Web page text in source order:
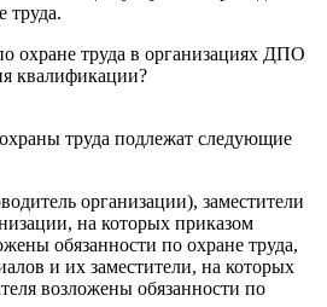
труда.
охране труда в организациях ДПО
квалификации?
труда подлежат следующие
организации), заместители
на которых приказом
обязанности по охране труда,
и их заместители, на которых
возложены обязанности по